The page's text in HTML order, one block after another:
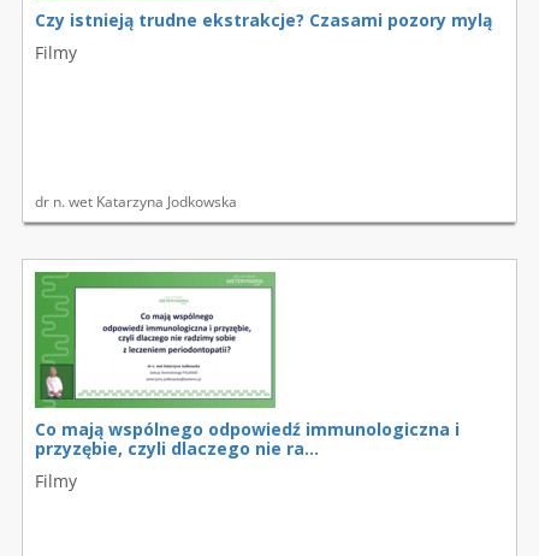
Czy istnieją trudne ekstrakcje? Czasami pozory mylą
Filmy
dr n. wet Katarzyna Jodkowska
Co mają wspólnego odpowiedź immunologiczna i
przyzębie, czyli dlaczego nie ra...
Filmy